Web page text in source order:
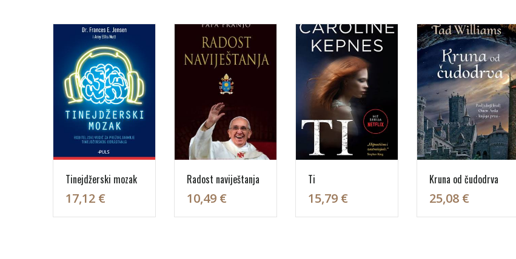
Tinejdžerski mozak
17,12 €
Radost naviještanja
10,49 €
Ti
15,79 €
Kruna od čudodrva
25,08 €